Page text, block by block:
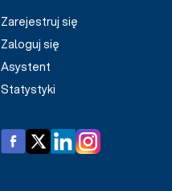
Zarejestruj się
Zaloguj się
Asystent
Statystyki